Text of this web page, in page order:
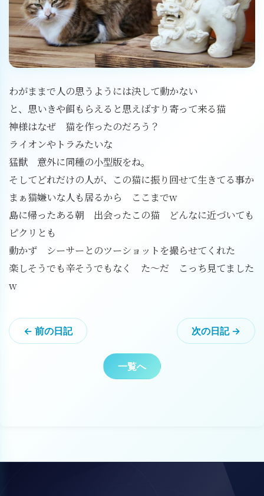
わがままで人の思うようには決して動かない
と、思いきや餌もらえると思えばすり寄って来る猫
神様はなぜ 猫を作ったのだろう？
ライオンやトラみたいな
猛獣 意外に同種の小型版をね。
そしてどれだけの人が、この猫に振り回せて生きてる事か
まぁ猫嫌いな人も居るから ここまでw
島に帰ったある朝 出会ったこの猫 どんなに近づいても
ピクリとも
動かず シーサーとのツーショットを撮らせてくれた
楽しそうでも辛そうでもなく た〜だ こっち見てました
w
← 前の日記
一覧へ
次の日記 →